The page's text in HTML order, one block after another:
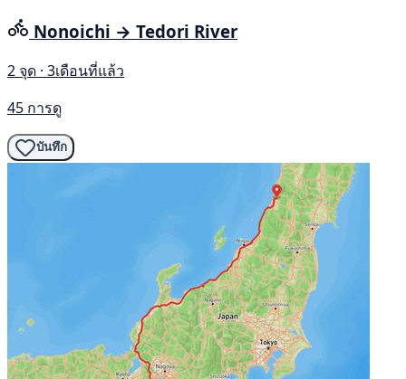
Nonoichi → Tedori River
2 จุด · 3เดือนที่แล้ว
45 การดู
บันทึก